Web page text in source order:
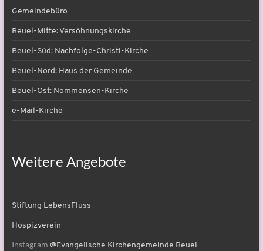
Gemeindebüro
Beuel-Mitte: Versöhnungskirche
Beuel-Süd: Nachfolge-Christi-Kirche
Beuel-Nord: Haus der Gemeinde
Beuel-Ost: Nommensen-Kirche
e-Mail-Kirche
Weitere Angebote
Stiftung LebensFluss
Hospizverein
Instagram @Evangelische Kirchengemeinde Beuel